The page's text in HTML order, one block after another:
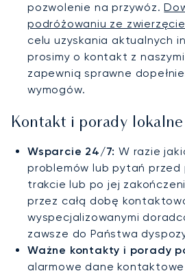
pozwolenie na przywóz.
podróżowaniu ze
celu uzyskania aktualnych
prosimy o kontakt z
zapewnią sprawne
wymogów.
Kontakt i porady lokalne
Wsparcie 24/7: W razie
problemów lub pytań przed
trakcie lub po jej
przez całą dobę
wyspecjalizowanymi
zawsze do Państwa
Ważne kontakty i porady
alarmowe dane